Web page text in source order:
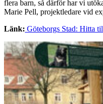
flera barn, så därför har vi
Marie Pell, projektledare vid
Länk: Göteborgs Stad: Hitta